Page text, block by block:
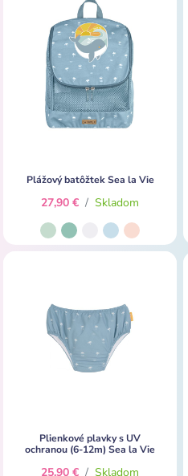
Plážový batôžtek Sea la Vie
27,90 € / Skladom
Plienkové plavky s UV
ochranou (6-12m) Sea la Vie
25,90 € / Skladom